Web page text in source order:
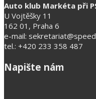
Auto klub Markéta při
U Vojtěšky 11
162 01, Praha 6
e-mail:
tel.: +420 233 358 487
Napište nám